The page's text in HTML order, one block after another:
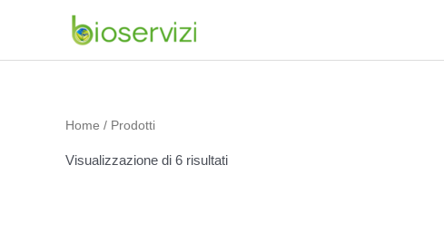
Home / Prodotti
Visualizzazione di 6 risultati